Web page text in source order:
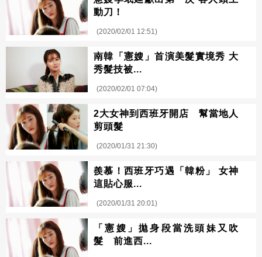
動刀！
(2020/02/01 12:51)
南韓「憲嫂」首演美髮實境秀 大
秀髮技被...
(2020/02/01 07:04)
2大女神到西班牙開店 幫當地人
剪頭髮
(2020/01/31 21:30)
羨慕！西班牙巧遇「韓粉」 女神
這貼心服...
(2020/01/31 20:01)
「憲嫂」拋身段當洗頭妹又吹
髮 前進西...